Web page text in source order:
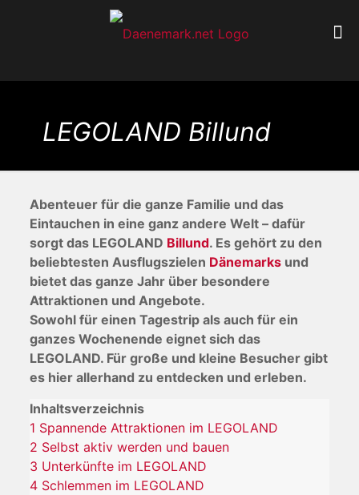
LEGOLAND Billund
Abenteuer für die ganze Familie und das
Eintauchen in eine ganz andere Welt – dafür
sorgt das LEGOLAND Billund. Es gehört zu den
beliebtesten Ausflugszielen Dänemarksund
bietet das ganze Jahr über besondere
Attraktionen und Angebote.
Sowohl für einen Tagestrip als auch für ein
ganzes Wochenende eignet sich das
LEGOLAND. Für große und kleine Besucher gibt
es hier allerhand zu entdecken und erleben.
Inhaltsverzeichnis
1 Spannende Attraktionen im LEGOLAND
2 Selbst aktiv werden und bauen
3 Unterkünfte im LEGOLAND
4 Schlemmen im LEGOLAND